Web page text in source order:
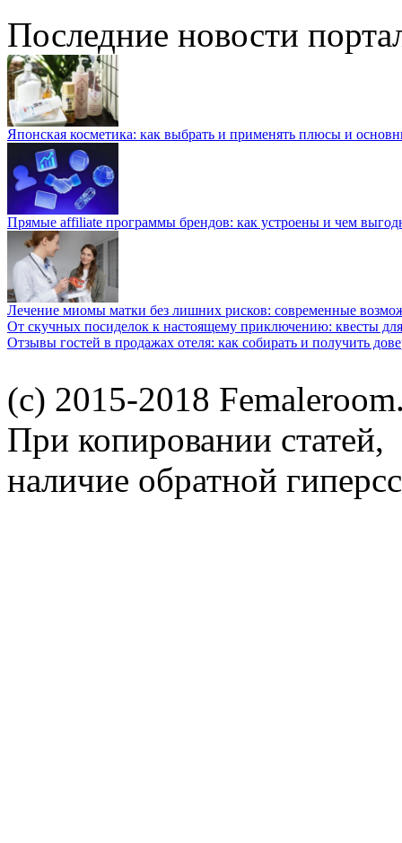
Последние новости
Японская косметика: как выбрать и применять плюсы и
Прямые affiliate программы брендов: как устроены и чем
Лечение миомы матки без лишних рисков: современные
От скучных посиделок к настоящему приключению: квесты
Отзывы гостей в продажах отеля: как собирать и получить
(c) 2015-2018
При копировании статей,
наличие обратной